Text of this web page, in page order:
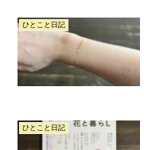
ひとこと日記
ひとこと日記